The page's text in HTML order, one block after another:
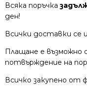
Всяка поръчка
ден!
Всички доставки се
Плащане е възможно
потвърждение на
Всичко закупено от